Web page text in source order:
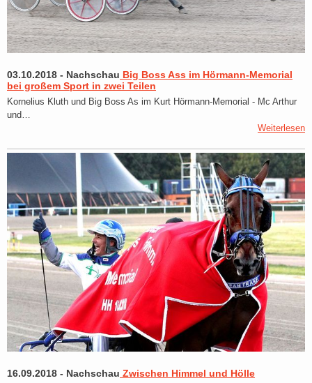
03.10.2018 - Nachschau Big Boss Ass im Hörmann-Memorial
bei großem Sport in zwei Teilen
Kornelius Kluth und Big Boss As im Kurt Hörmann-Memorial - Mc Arthur
und…
Weiterlesen
16.09.2018 - Nachschau Zwischen Himmel und Hölle